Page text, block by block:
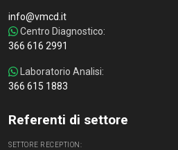
info@vmcd.it
Centro Diagnostico:
366 616 2991
Laboratorio Analisi:
366 615 1883
Referenti di settore
SETTORE RECEPTION: